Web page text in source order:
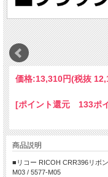
価格:13,310円(税抜
[ポイント還元 133ポ
商品説明
■リコー RICOH CRR396リボ
M03 / 5577-M05